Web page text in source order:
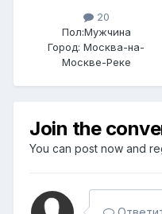
20
Пол:Мужчина
Город: Москва-на-
Москве-Реке
Join the
You can post now and